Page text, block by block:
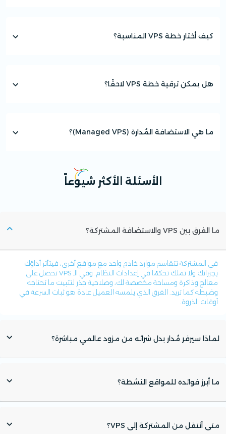
كيف أختار خطة VPS المناسبة؟
هل يمكن ترقية خطة VPS لاحقًا؟
ما هي الاستضافة المُدارة (Managed VPS)؟
الأسئلة الأكثر شيوعاً
ما الفرق بين VPS والاستضافة المشتركة؟
في المشتركة تتقاسم موارد خادم واحد مع مواقع أخرى، فيتأثر أداؤك
بجيرانك ولا تملك تحكمًا في إعدادات النظام. وفي الـ VPS تحصل على
معالج وذاكرة ومساحة مخصصة لك، وصلاحية جذر لتثبيت ما تحتاجه
وضبطه كما تريد. الفرق الذي يلمسه العميل عادة هو ثبات السرعة في
أوقات الذروة.
لماذا سيرفر مُدار بدل شرائه من مزود عالمي مباشرة؟
ما أبرز فوائده للمواقع النشطة؟
متى أنتقل من المشتركة إلى VPS؟